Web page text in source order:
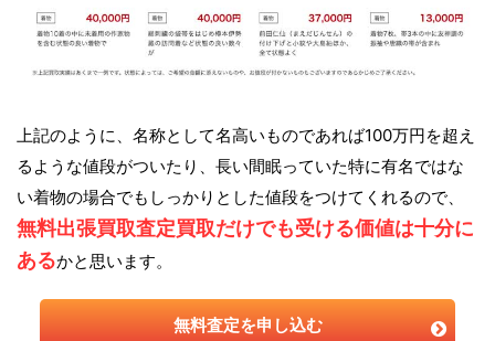
上記のように、名称として名高いものであれば100万円を超え
るような値段がついたり、長い間眠っていた特に有名ではな
い着物の場合でもしっかりとした値段をつけてくれるので、
無料出張買取査定買取だけでも受ける価値は十分に
あるかと思います。
無料査定を申し込む